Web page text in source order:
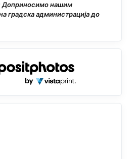
Доприносимо нашим
градска администрација до